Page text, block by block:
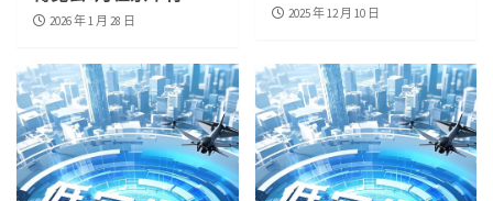
2026 年 1 月 28 日 2025 年 12 月 10 日